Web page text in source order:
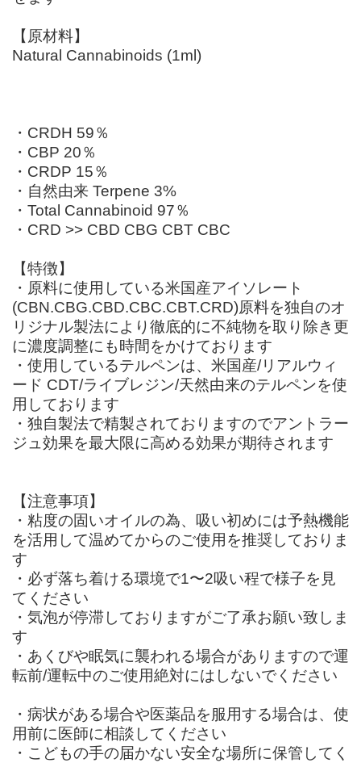
【原材料】
Natural Cannabinoids (1ml)
・CRDH 59％
・CBP 20％
・CRDP 15％
・自然由来 Terpene 3%
・Total Cannabinoid 97％
・CRD >> CBD CBG CBT CBC
【特徴】
・原料に使用している米国産アイソレート
(CBN.CBG.CBD.CBC.CBT.CRD)原料を独自のオ
リジナル製法により徹底的に不純物を取り除き更
に濃度調整にも時間をかけております
・使用しているテルペンは、米国産/リアルウィ
ード CDT/ライブレジン/天然由来のテルペンを使
用しております
・独自製法で精製されておりますのでアントラー
ジュ効果を最大限に高める効果が期待されます
【注意事項】
・粘度の固いオイルの為、吸い初めには予熱機能
を活用して温めてからのご使用を推奨しておりま
す
・必ず落ち着ける環境で1〜2吸い程で様子を見
てください
・気泡が停滞しておりますがご了承お願い致しま
す
・あくびや眠気に襲われる場合がありますので運
転前/運転中のご使用絶対にはしないでください
・病状がある場合や医薬品を服用する場合は、使
用前に医師に相談してください
・こどもの手の届かない安全な場所に保管してく